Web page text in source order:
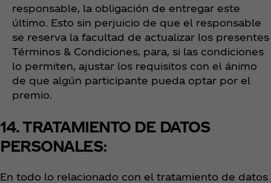
responsable, la obligación de entregar este
último. Esto sin perjuicio de que el responsable
se reserva la facultad de actualizar los presentes
Términos & Condiciones, para, si las condiciones
lo permiten, ajustar los requisitos con el ánimo
de que algún participante pueda optar por el
premio.
14. TRATAMIENTO DE DATOS
PERSONALES:
En todo lo relacionado con el tratamiento de datos